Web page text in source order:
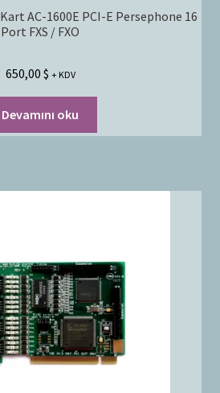
AC-1600E PCI-E Persephone 16
Port FXS / FXO
650,00 $ + KDV
Devamını oku